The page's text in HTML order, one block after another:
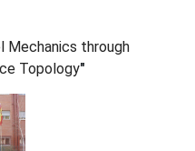
Mechanics through
Topology"